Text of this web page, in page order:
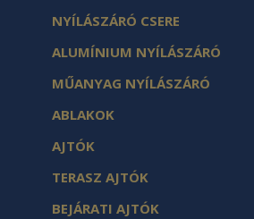
NYÍLÁSZÁRÓ CSERE
ALUMÍNIUM NYÍLÁSZÁRÓ
MŰANYAG NYÍLÁSZÁRÓ
ABLAKOK
AJTÓK
TERASZ AJTÓK
BEJÁRATI AJTÓK